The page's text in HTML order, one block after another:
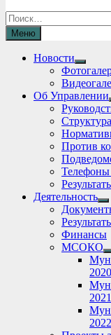
Найти:
Меню
Новости
Show
sub
menu
Об Управлении
Структура
Против
Телефоны
Деятельность
Финансы
МСОКО
2020
2021
2022